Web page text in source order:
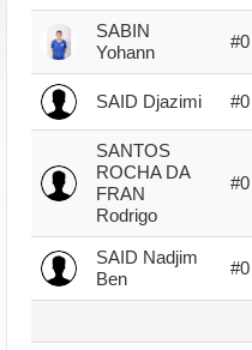
SABIN
Yohann
#0
SAID Djazimi #0
SANTOS
ROCHA DA
FRAN
Rodrigo
#0
SAID Nadjim
Ben
#0